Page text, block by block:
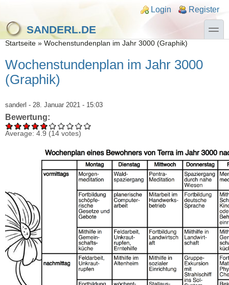
Login links
Login Register
SANDERL.DE
toggle
Sie sind hier
Startseite » Wochenstundenplan im Jahr 3000 (Graphik)
Wochenstundenplan im Jahr 3000
(Graphik)
sanderl - 28. Januar 2021 - 15:03
Bewertung:
Average: 4.9 (14 votes)